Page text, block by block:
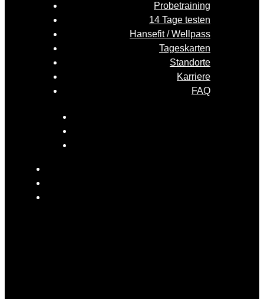
Probetraining
14 Tage testen
Hansefit / Wellpass
Tageskarten
Standorte
Karriere
FAQ